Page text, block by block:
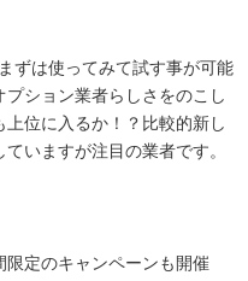
ずは使ってみて試す事が可能
ション業者らしさをのこし
位に入るか！？比較的新し
いますが注目の業者です。
定のキャンペーンも開催